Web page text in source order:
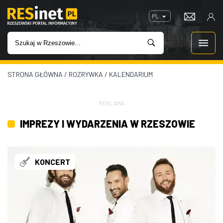
PL
WIADOMOŚCI
IMPREZY
ROZRYWKA
W KINACH
GASTRONOMIA
STRONA GŁÓWNA / ROZRYWKA / KALENDARIUM
REKLAMA
IMPREZY I WYDARZENIA W RZESZOWIE
KONCERT